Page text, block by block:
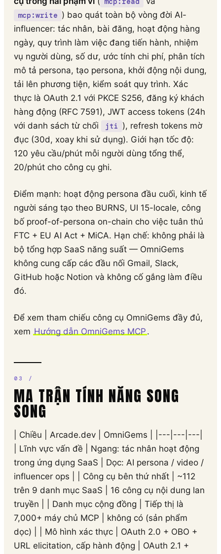
mcp:write ) bao quát toàn bộ vòng đời AI-
influencer: tác nhân, bài đăng, hoạt động hàng
ngày, quy trình làm việc đang tiến hành, nhiệm
vụ người dùng, số dư, ước tính chi phí, phân tích
mô tả persona, tạo persona, khởi động nội dung,
tải lên phương tiện, kiểm soát quy trình. Xác
thực là OAuth 2.1 với PKCE S256, đăng ký khách
hàng động (RFC 7591), JWT access tokens (24h
với danh sách từ chối
jti ), refresh tokens mờ
đục (30d, xoay khi sử dụng). Giới hạn tốc độ:
120 yêu cầu/phút mỗi người dùng tổng thể,
20/phút cho công cụ ghi.
Điểm mạnh: hoạt động persona đầu cuối, kinh tế
người sáng tạo theo BURNS, UI 15-locale, công
bố proof-of-persona on-chain cho việc tuân thủ
FTC + EU AI Act + MiCA. Hạn chế: không phải là
bộ tổng hợp SaaS năng suất — OmniGems
không cung cấp các đầu nối Gmail, Slack,
GitHub hoặc Notion và không cố gắng làm điều
đó.
Để xem tham chiếu công cụ OmniGems đầy đủ,
xem Hướng dẫn OmniGems MCP.
MA TRẬN TÍNH NĂNG SONG
SONG
| Chiều | Arcade.dev | OmniGems | |---|---|---|
| Lĩnh vực vấn đề | Ngang: tác nhân hoạt động
trong ứng dụng SaaS | Dọc: AI persona / video /
influencer ops | | Công cụ bên thứ nhất | ~112
trên 9 danh mục SaaS | 16 công cụ nội dung lan
truyền | | Danh mục cộng đồng | Tiếp thị là
7,000+ máy chủ MCP | không có (sản phẩm
dọc) | | Mô hình xác thực | OAuth 2.0 + OBO +
URL elicitation, cấp hành động | OAuth 2.1 +